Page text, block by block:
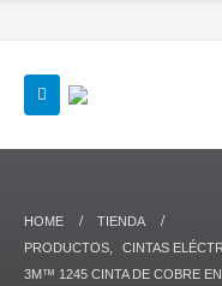
HOME
TIENDA
PRODUCTOS
CINTAS
3M™ 1245 CINTA DE COBRE